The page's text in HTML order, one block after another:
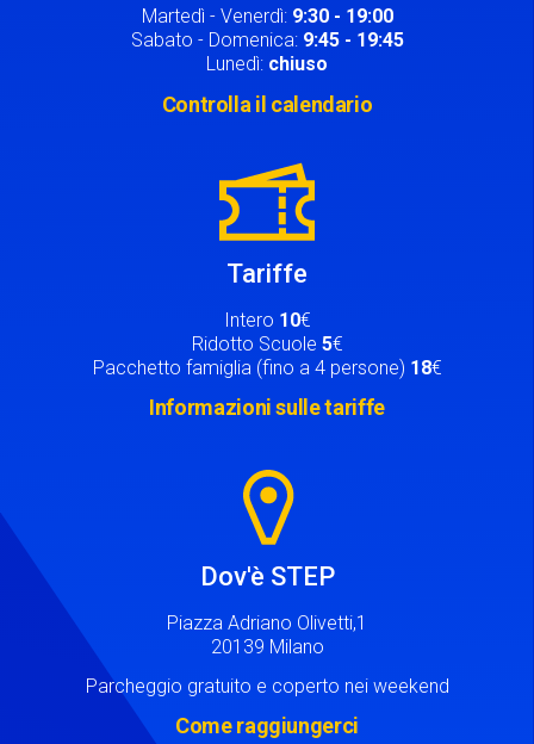
Martedì - Venerdì: 9:30 - 19:00
Sabato - Domenica: 9:45 - 19:45
Lunedì: chiuso
Controlla il calendario
Tariffe
Intero 10€
Ridotto Scuole 5€
Pacchetto famiglia (fino a 4 persone) 18€
Informazioni sulle tariffe
Dov'è STEP
Piazza Adriano Olivetti,1
20139 Milano
Parcheggio gratuito e coperto nei weekend
Come raggiungerci